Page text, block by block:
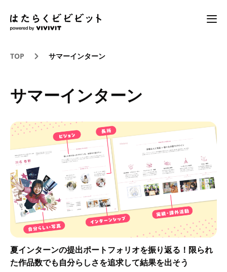
TOP サマーインターン
サマーインターン
夏インターンの提出ポートフォリオを振り返る！限られ
た作品数でも自分らしさを追求して結果を出そう